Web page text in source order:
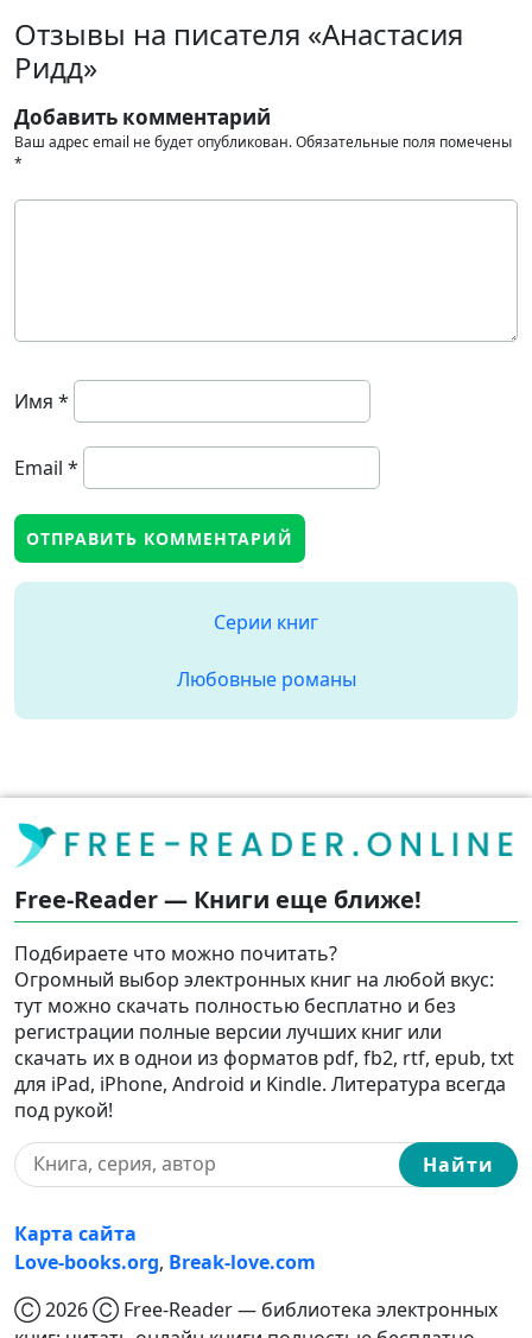
Отзывы на писателя «Анастасия
Ридд»
Добавить комментарий
Ваш адрес email не будет опубликован.Обязательные поля помечены
*
Имя *
Email *
Серии книг
Любовные романы
Free-Reader — Книги еще ближе!
Подбираете что можно почитать?
Огромный выбор электронных книг на любой вкус:
тут можно скачать полностью бесплатно и без
регистрации полные версии лучших книг или
скачать их в однои из форматов pdf, fb2, rtf, epub, txt
для iPad, iPhone, Android и Kindle. Литература всегда
под рукой!
Найти
Карта сайта
Love-books.org, Break-love.com
Ⓒ 2026 Ⓒ Free-Reader — библиотека электронных